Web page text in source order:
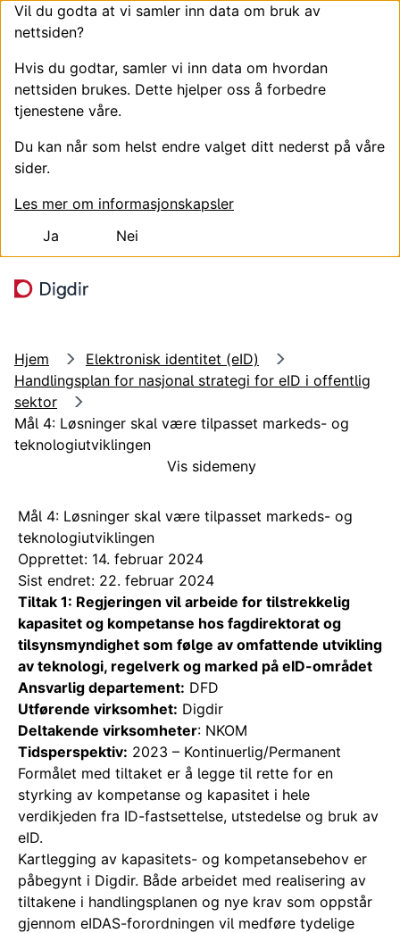
Vil du godta at vi samler inn data om bruk av
nettsiden?
Hvis du godtar, samler vi inn data om hvordan
nettsiden brukes. Dette hjelper oss å forbedre
tjenestene våre.
Du kan når som helst endre valget ditt nederst på våre
sider.
Les mer om informasjonskapsler
Ja
Nei
Hjem
Elektronisk identitet (eID)
Handlingsplan for nasjonal strategi for eID i offentlig
sektor
Mål 4: Løsninger skal være tilpasset markeds- og
teknologiutviklingen
Vis sidemeny
Mål 4: Løsninger skal være tilpasset markeds- og
teknologiutviklingen
Opprettet: 14. februar 2024
Sist endret: 22. februar 2024
Tiltak 1: Regjeringen vil arbeide for tilstrekkelig
kapasitet og kompetanse hos fagdirektorat og
tilsynsmyndighet som følge av omfattende utvikling
av teknologi, regelverk og marked på eID-området
Ansvarlig departement: DFD
Utførende virksomhet: Digdir
Deltakende virksomheter: NKOM
Tidsperspektiv: 2023 – Kontinuerlig/Permanent
Formålet med tiltaket er å legge til rette for en
styrking av kompetanse og kapasitet i hele
verdikjeden fra ID-fastsettelse, utstedelse og bruk av
eID.
Kartlegging av kapasitets- og kompetansebehov er
påbegynt i Digdir. Både arbeidet med realisering av
tiltakene i handlingsplanen og nye krav som oppstår
gjennom eIDAS-forordningen vil medføre tydelige